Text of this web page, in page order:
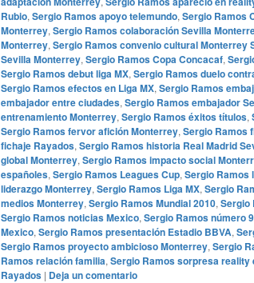
Rubio, Sergio Ramos apoyo telemundo, Sergio Ramos
Monterrey, Sergio Ramos colaboración Sevilla
Monterrey, Sergio Ramos convenio cultural Monterrey
Sevilla Monterrey, Sergio Ramos Copa Concacaf,
Sergio Ramos debut liga MX, Sergio Ramos duelo
Sergio Ramos efectos en Liga MX, Sergio Ramos
embajador entre ciudades, Sergio Ramos embajador
entrenamiento Monterrey, Sergio Ramos éxitos títulos,
Sergio Ramos fervor afición Monterrey, Sergio Ramos
fichaje Rayados, Sergio Ramos historia Real Madrid
global Monterrey, Sergio Ramos impacto social
españoles, Sergio Ramos Leagues Cup, Sergio Ramos
liderazgo Monterrey, Sergio Ramos Liga MX, Sergio
medios Monterrey, Sergio Ramos Mundial 2010, Sergio
Sergio Ramos noticias Mexico, Sergio Ramos número
Mexico, Sergio Ramos presentación Estadio BBVA,
Sergio Ramos proyecto ambicioso Monterrey, Sergio
Ramos relación familia, Sergio Ramos sorpresa reality
Rayados | Deja un comentario